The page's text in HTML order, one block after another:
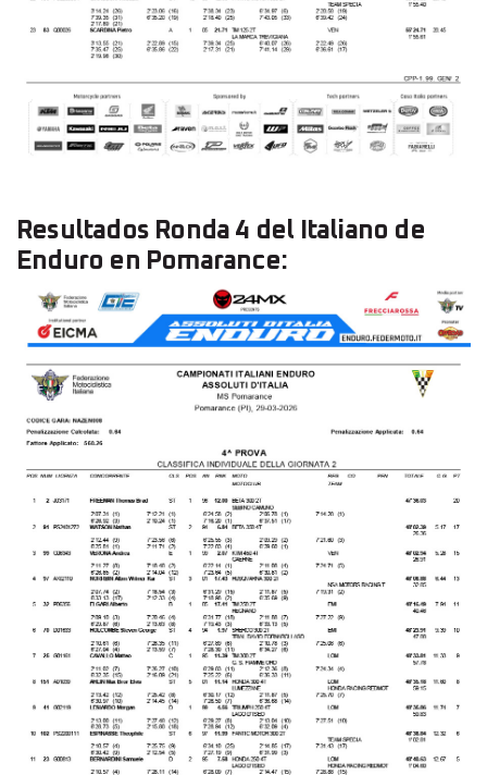
Resultados Ronda 4 del Italiano de
Enduro en Pomarance: